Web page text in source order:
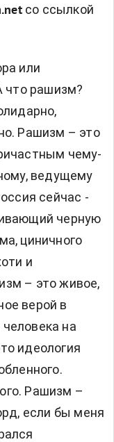
со ссылкой
или
что рашизм?
Рашизм – это
чему-
ведущему
сейчас -
черную
циничного
и
– это живое,
верой в
на
идеология
Рашизм –
если бы меня